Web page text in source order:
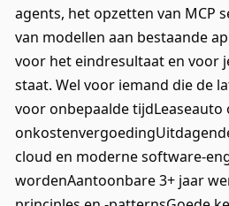
agents, het opzetten van MCP
van modellen aan bestaande
voor het eindresultaat en voor
staat. Wel voor iemand die de
voor onbepaalde
cloud en moderne software-
wordenAantoonbare 3+ jaar